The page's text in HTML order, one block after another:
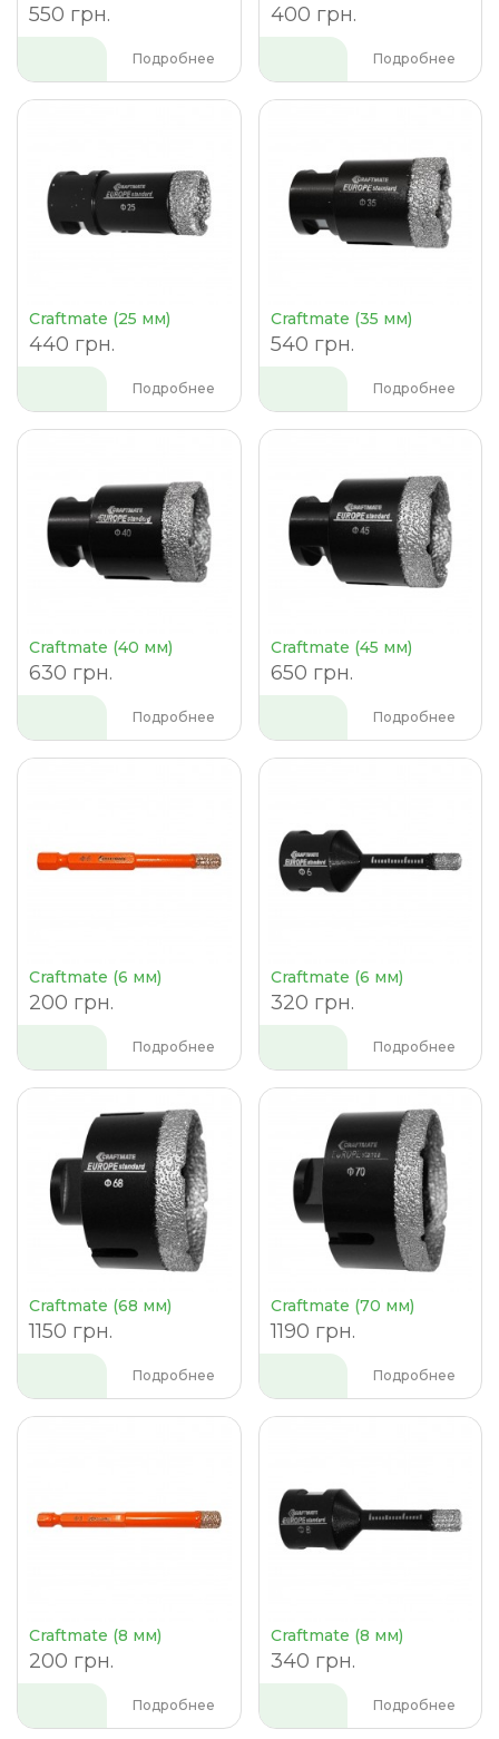
550 грн.
Подробнее
400 грн.
Подробнее
Craftmate (25 мм)
440 грн.
Подробнее
Craftmate (35 мм)
540 грн.
Подробнее
Craftmate (40 мм)
630 грн.
Подробнее
Craftmate (45 мм)
650 грн.
Подробнее
Craftmate (6 мм)
200 грн.
Подробнее
Craftmate (6 мм)
320 грн.
Подробнее
Craftmate (68 мм)
1150 грн.
Подробнее
Craftmate (70 мм)
1190 грн.
Подробнее
Craftmate (8 мм)
200 грн.
Подробнее
Craftmate (8 мм)
340 грн.
Подробнее